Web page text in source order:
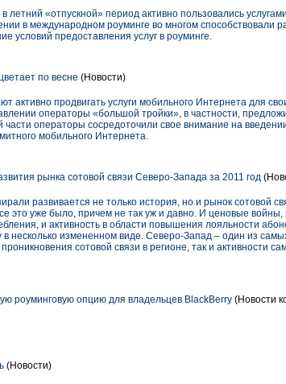
летний «отпускной» период активно пользовались
в международном роуминге во многом способствовали
условий предоставления услуг в роуминге.
по весне (Новости)
активно продвигать услуги мобильного Интернета для
операторы «большой тройки», в частности,
операторы сосредоточили свое внимание на
мобильного Интернета.
рынка сотовой связи Северо-Запада за 2011 год
развивается не только история, но и рынок сотовой
это уже было, причем не так уж и давно. И ценовые войны,
и активность в области повышения лояльности
несколько измененном виде. Северо-Запад – один из
сотовой связи в регионе, так и активности
роуминговую опцию для владельцев BlackBerry (Новости
(Новости)